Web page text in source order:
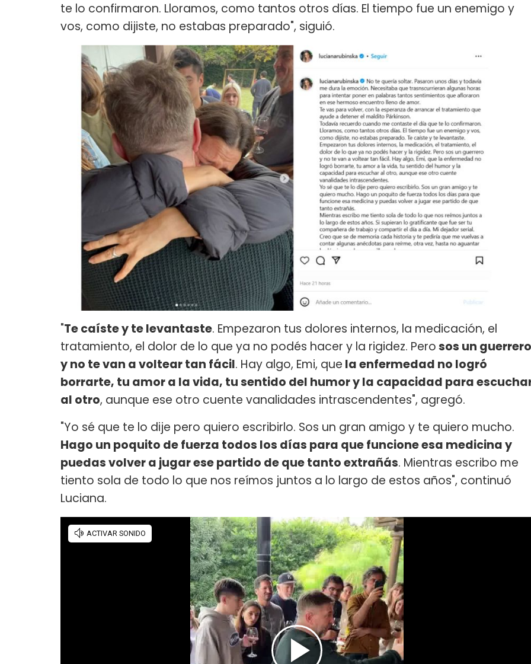
te lo confirmaron. Lloramos, como tantos otros días. El tiempo fue un enemigo y
vos, como dijiste, no estabas preparado", siguió.
"Te caíste y te levantaste. Empezaron tus dolores internos, la medicación, el
tratamiento, el dolor de lo que ya no podés hacer y la rigidez. Perosos un guerrero
y no te van a voltear tan fácil. Hay algo, Emi, que la enfermedad no logró
borrarte, tu amor a la vida, tu sentido del humor y la capacidad para
al otro, aunque ese otro cuente vanalidades intrascendentes", agregó.
"Yo sé que te lo dije pero quiero escribirlo. Sos un gran amigo y te quiero mucho.
Hago un poquito de fuerza todos los días para que funcione esa medicina y
puedas volver a jugar ese partido de que tanto extrañás. Mientras escribo me
tiento sola de todo lo que nos reímos juntos a lo largo de estos años", continuó
Luciana.